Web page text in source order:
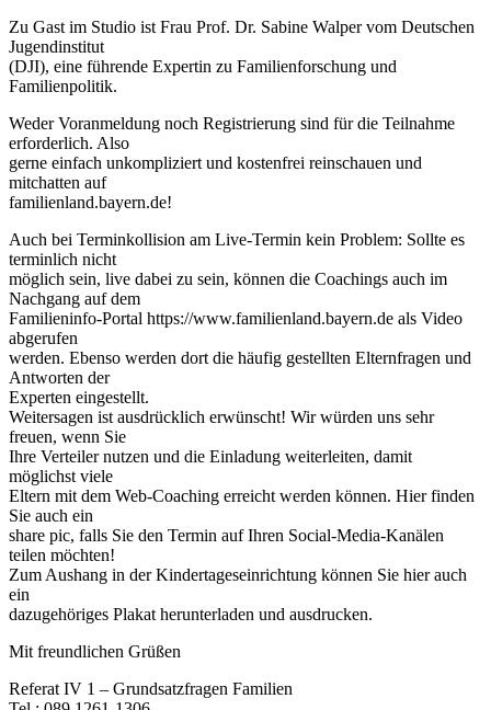
Zu Gast im Studio ist Frau Prof. Dr. Sabine Walper vom Deutschen
Jugendinstitut
(DJI), eine führende Expertin zu Familienforschung und
Familienpolitik.
Weder Voranmeldung noch Registrierung sind für die Teilnahme
erforderlich. Also
gerne einfach unkompliziert und kostenfrei reinschauen und
mitchatten auf
familienland.bayern.de!
Auch bei Terminkollision am Live-Termin kein Problem: Sollte es
terminlich nicht
möglich sein, live dabei zu sein, können die Coachings auch im
Nachgang auf dem
Familieninfo-Portal https://www.familienland.bayern.de als Video
abgerufen
werden. Ebenso werden dort die häufig gestellten Elternfragen und
Antworten der
Experten eingestellt.
Weitersagen ist ausdrücklich erwünscht! Wir würden uns sehr
freuen, wenn Sie
Ihre Verteiler nutzen und die Einladung weiterleiten, damit
möglichst viele
Eltern mit dem Web-Coaching erreicht werden können. Hier finden
Sie auch ein
share pic, falls Sie den Termin auf Ihren Social-Media-Kanälen
teilen möchten!
Zum Aushang in der Kindertageseinrichtung können Sie hier auch
ein
dazugehöriges Plakat herunterladen und ausdrucken.
Mit freundlichen Grüßen
Referat IV 1 – Grundsatzfragen Familien